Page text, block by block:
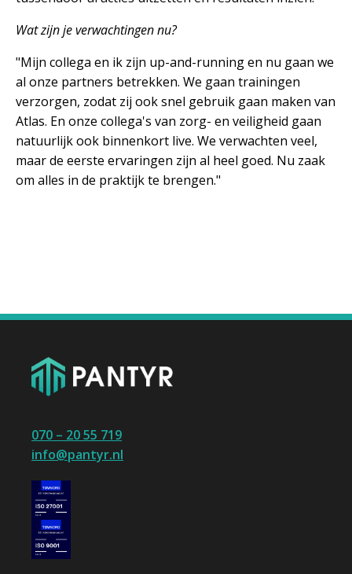
Wat zijn je verwachtingen nu?
"Mijn collega en ik zijn up-and-running en nu gaan we
al onze partners betrekken. We gaan trainingen
verzorgen, zodat zij ook snel gebruik gaan maken van
Atlas. En onze collega's van zorg- en veiligheid gaan
natuurlijk ook binnenkort live. We verwachten veel,
maar de eerste ervaringen zijn al heel goed. Nu zaak
om alles in de praktijk te brengen."
070 – 20 55 719
info@pantyr.nl